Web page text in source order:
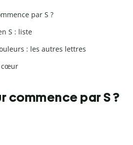
par S ?
S : liste
: les autres lettres
cœur
commence par S ?